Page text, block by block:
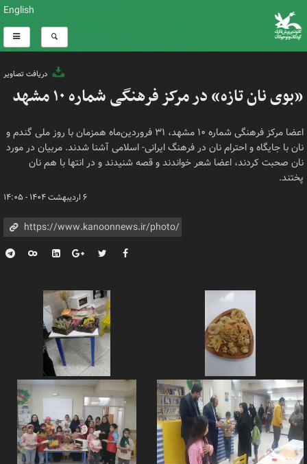
English
دریافت تصاویر
«بوی نان تازه» در مرکز فرهنگی شماره ۱۰ مشهد
اعضا مرکز فرهنگی شماره ۱۰ مشهد، ۳۱ فروردین‌ماه همزمان با روز ملی گندم و
نان با جایگاه و احترام نان در فرهنگ ایرانی- اسلامی آشنا شدند. مربیان در مورد
نان صحبت کردند، اعضا شعر خواندند و قصه شنیدند و در انتها با هم نان
پختند.
۶ اردیبهشت ۱۴۰۴ - ۱۴:۰۵